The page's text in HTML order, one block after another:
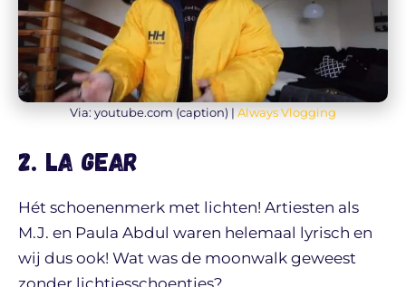
Via: youtube.com (caption) | Always Vlogging
2. LA Gear
Hét schoenenmerk met lichten! Artiesten als
M.J. en Paula Abdul waren helemaal lyrisch en
wij dus ook! Wat was de moonwalk geweest
zonder lichtjesschoentjes?